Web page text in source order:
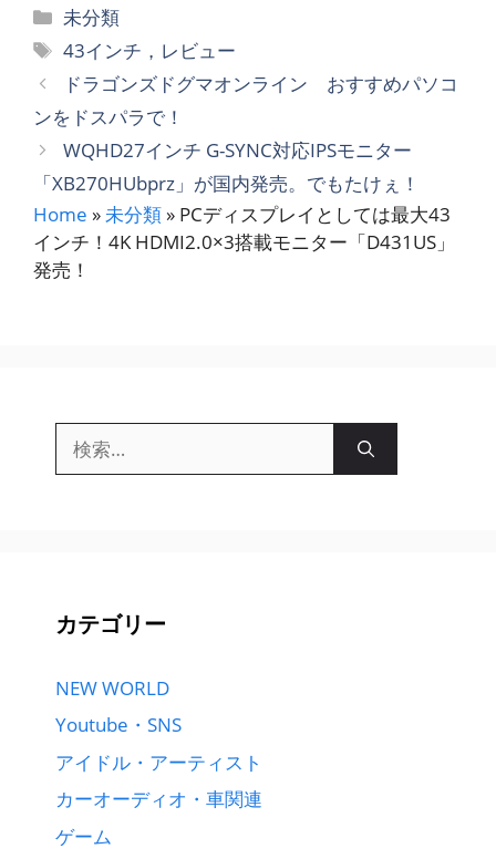
カ
テ
リ
ー
未分類
タ
グ
43インチ，レビュー
ドラゴンズドグマオンライン おすすめパソコ
ンをドスパラで！
WQHD27インチ G-SYNC対応IPSモニター
「XB270HUbprz」が国内発売。でもたけぇ！
Home »未分類 » PCディスプレイとしては最大43
インチ！4K HDMI2.0×3搭載モニター「D431US」
発売！
索:
カテゴリー
NEW WORLD
Youtube・SNS
アイドル・アーティスト
カーオーディオ・車関連
ゲーム